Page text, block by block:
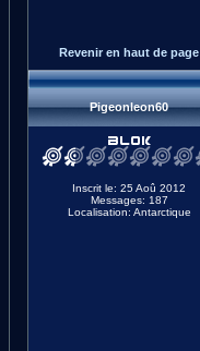
Revenir en haut de page
Pigeonleon60
Inscrit le: 25 Aoû 2012
Messages: 187
Localisation: Antarctique